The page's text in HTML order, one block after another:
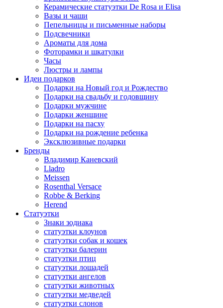
Керамические статуэтки De Rosa и Elisa
Вазы и чаши
Пепельницы и письменные наборы
Подсвечники
Ароматы для дома
Фоторамки и шкатулки
Часы
Люстры и лампы
Идеи подарков
Подарки на Новый год и Рождество
Подарки на свадьбу и годовщину
Подарки мужчине
Подарки женщине
Подарки на пасху
Подарки на рождение ребенка
Эксклюзивные подарки
Бренды
Владимир Каневский
Lladro
Meissen
Rosenthal Versace
Robbe & Berking
Herend
Статуэтки
Знаки зодиака
статуэтки клоунов
статуэтки собак и кошек
статуэтки балерин
статуэтки птиц
статуэтки лошадей
статуэтки ангелов
статуэтки животных
статуэтки медведей
статуэтки слонов